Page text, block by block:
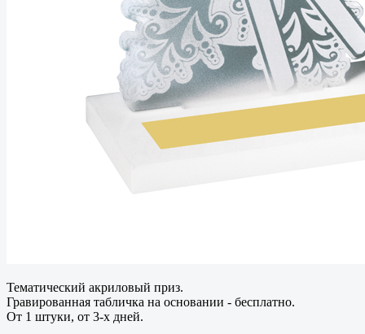
Тематический акриловый приз.
Гравированная табличка на основании - бесплатно.
От 1 штуки, от 3-х дней.